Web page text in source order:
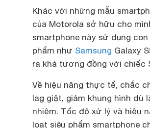
Khác với những mẫu
của Motorola sở hữu cho
smartphone này sử dụng
phẩm như Samsung Galaxy
ra khá tương đồng với chiếc
Về hiệu năng thực tế, chắc
lag giật, giảm khung hình dù
nhiệm. Tốc độ xử lý và hiệu
loạt siêu phẩm smartphone